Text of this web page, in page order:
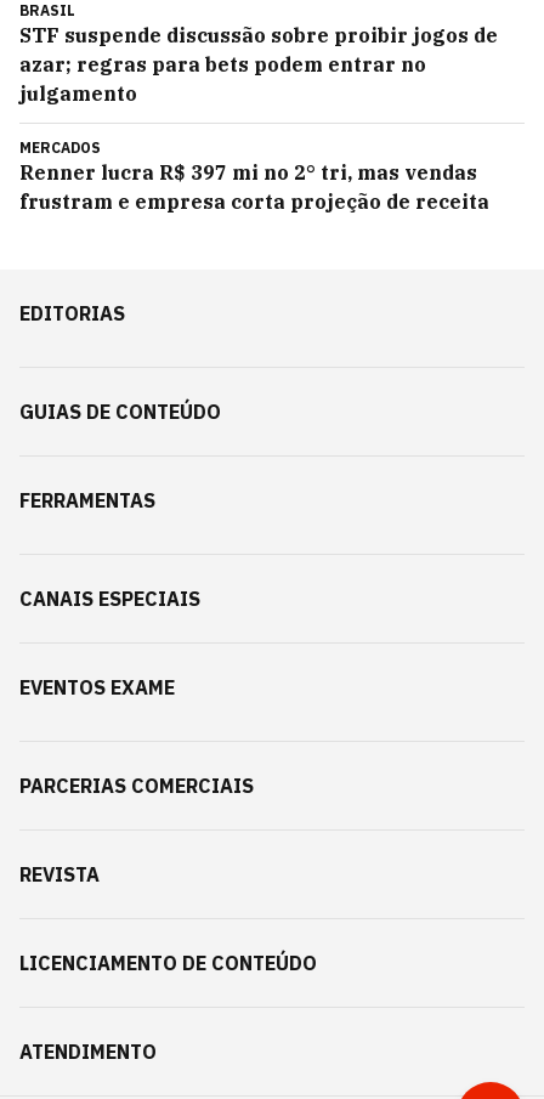
BRASIL
STF suspende discussão sobre proibir jogos de
azar; regras para bets podem entrar no
julgamento
MERCADOS
Renner lucra R$ 397 mi no 2° tri, mas vendas
frustram e empresa corta projeção de receita
EDITORIAS
GUIAS DE CONTEÚDO
FERRAMENTAS
CANAIS ESPECIAIS
EVENTOS EXAME
PARCERIAS COMERCIAIS
REVISTA
LICENCIAMENTO DE CONTEÚDO
ATENDIMENTO